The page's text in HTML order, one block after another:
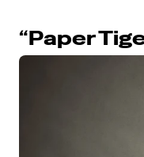
“Paper